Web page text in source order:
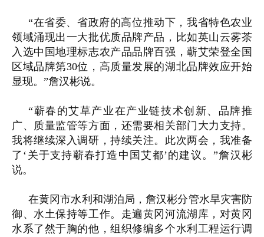
“在省委、省政府的高位推动下，我省特色农业
领域涌现出一大批优质品牌产品，比如英山云雾茶
入选中国地理标志农产品品牌百强，蕲艾荣登全国
区域品牌第30位，高质量发展的湖北品牌效应开始
显现。”詹汉彬说。
“蕲春的艾草产业在产业链技术创新、品牌推
广、质量监管等方面，还需要相关部门大力支持。
我将继续深入调研，持续关注。此次两会，我准备
了‘关于支持蕲春打造中国艾都’的建议。”詹汉彬
说。
在黄冈市水利和湖泊局，詹汉彬分管水旱灾害防
御、水土保持等工作。走遍黄冈河流湖库，对黄冈
水系了然于胸的他，组织修编多个水利工程运行调